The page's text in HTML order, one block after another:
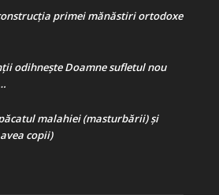
primei mănăstiri ortodoxe
odihnește Doamne sufletul nou
malahiei (masturbării) şi
copii)